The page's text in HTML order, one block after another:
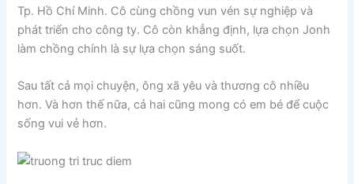
Tp. Hồ Chí Minh. Cô cùng chồng vun vén sự nghiệp và
phát triển cho công ty. Cô còn khẳng định, lựa chọn Jonh
làm chồng chính là sự lựa chọn sáng suốt.
Sau tất cả mọi chuyện, ông xã yêu và thương cô nhiều
hơn. Và hơn thế nữa, cả hai cũng mong có em bé để cuộc
sống vui vẻ hơn.